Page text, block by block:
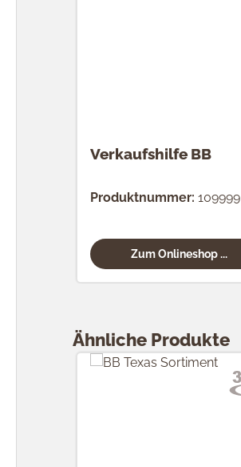
Verkaufshilfe BB
Produktnummer: 109999
Zum Onlineshop ...
Ähnliche Produkte